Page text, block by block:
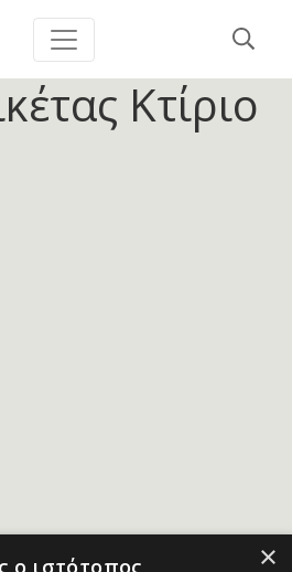
Κτίριο
×
ο ιστότοπος